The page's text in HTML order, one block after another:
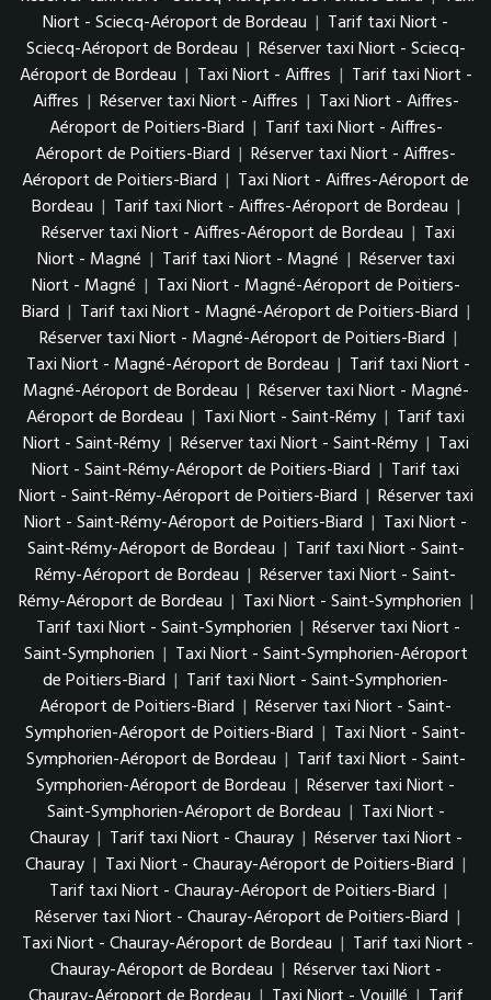
Niort - Sciecq-Aéroport de Bordeau | Tarif taxi Niort -
Sciecq-Aéroport de Bordeau | Réserver taxi Niort - Sciecq-
Aéroport de Bordeau | Taxi Niort - Aiffres | Tarif taxi Niort -
Aiffres | Réserver taxi Niort - Aiffres | Taxi Niort - Aiffres-
Aéroport de Poitiers-Biard | Tarif taxi Niort - Aiffres-
Aéroport de Poitiers-Biard | Réserver taxi Niort - Aiffres-
Aéroport de Poitiers-Biard | Taxi Niort - Aiffres-Aéroport de
Bordeau | Tarif taxi Niort - Aiffres-Aéroport de Bordeau |
Réserver taxi Niort - Aiffres-Aéroport de Bordeau | Taxi
Niort - Magné | Tarif taxi Niort - Magné | Réserver taxi
Niort - Magné | Taxi Niort - Magné-Aéroport de Poitiers-
Biard | Tarif taxi Niort - Magné-Aéroport de Poitiers-Biard |
Réserver taxi Niort - Magné-Aéroport de Poitiers-Biard |
Taxi Niort - Magné-Aéroport de Bordeau | Tarif taxi Niort -
Magné-Aéroport de Bordeau | Réserver taxi Niort - Magné-
Aéroport de Bordeau | Taxi Niort - Saint-Rémy | Tarif taxi
Niort - Saint-Rémy | Réserver taxi Niort - Saint-Rémy | Taxi
Niort - Saint-Rémy-Aéroport de Poitiers-Biard | Tarif taxi
Niort - Saint-Rémy-Aéroport de Poitiers-Biard | Réserver taxi
Niort - Saint-Rémy-Aéroport de Poitiers-Biard | Taxi Niort -
Saint-Rémy-Aéroport de Bordeau | Tarif taxi Niort - Saint-
Rémy-Aéroport de Bordeau | Réserver taxi Niort - Saint-
Rémy-Aéroport de Bordeau | Taxi Niort - Saint-Symphorien |
Tarif taxi Niort - Saint-Symphorien | Réserver taxi Niort -
Saint-Symphorien | Taxi Niort - Saint-Symphorien-Aéroport
de Poitiers-Biard | Tarif taxi Niort - Saint-Symphorien-
Aéroport de Poitiers-Biard | Réserver taxi Niort - Saint-
Symphorien-Aéroport de Poitiers-Biard | Taxi Niort - Saint-
Symphorien-Aéroport de Bordeau | Tarif taxi Niort - Saint-
Symphorien-Aéroport de Bordeau | Réserver taxi Niort -
Saint-Symphorien-Aéroport de Bordeau | Taxi Niort -
Chauray | Tarif taxi Niort - Chauray | Réserver taxi Niort -
Chauray | Taxi Niort - Chauray-Aéroport de Poitiers-Biard |
Tarif taxi Niort - Chauray-Aéroport de Poitiers-Biard |
Réserver taxi Niort - Chauray-Aéroport de Poitiers-Biard |
Taxi Niort - Chauray-Aéroport de Bordeau | Tarif taxi Niort -
Chauray-Aéroport de Bordeau | Réserver taxi Niort -